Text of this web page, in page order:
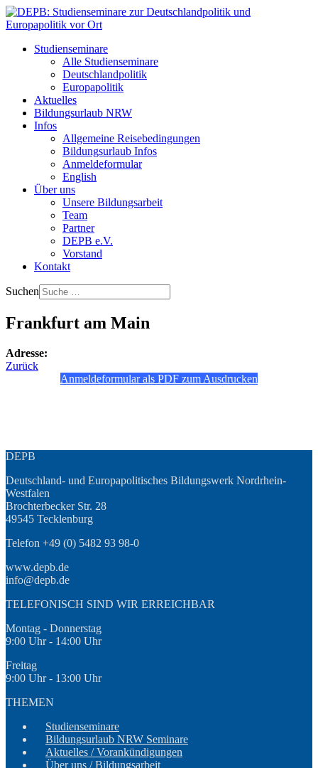
Studienseminare
Alle Studienseminare
Deutschlandpolitik
Europapolitik
Aktuelles
Bildungsurlaub NRW
Infos
Allgemeine Reisebedingungen
Bildungsurlaub Infos
Anmeldeformular
English
Über uns
Unsere Bildungsarbeit
Team
Partner
DEPB e.V.
Vorstand
Kontakt
Suchen
Frankfurt am Main
Adresse:
Zurück
Anmeldeformular als PDF zum Ausdrucken
DEPB
Deutschland- und Europapolitisches Bildungswerk Nordrhein-
Westfalen
Brochterbecker Str. 28
49545 Tecklenburg
Telefon +49 (0) 5482 93 98-0
www.depb.de
info@depb.de
TELEFONISCH SIND WIR ERREICHBAR
Montag - Donnerstag
9:00 Uhr - 14:00 Uhr
Freitag
9:00 Uhr - 13:00 Uhr
THEMEN
Studienseminare
Bildungsurlaub NRW Seminare
Aktuelles / Vorankündigungen
Über uns / Bildungsarbeit